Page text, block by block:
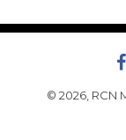
© 2026, RCN